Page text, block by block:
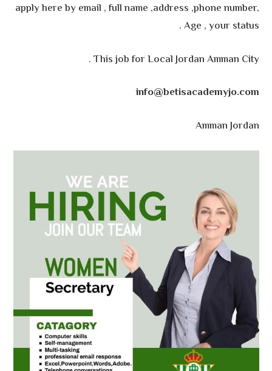
apply here by email , full name ,address ,phone number,
Age , your status .
This job for Local Jordan Amman City .
info@betisacademyjo.com
Amman Jordan